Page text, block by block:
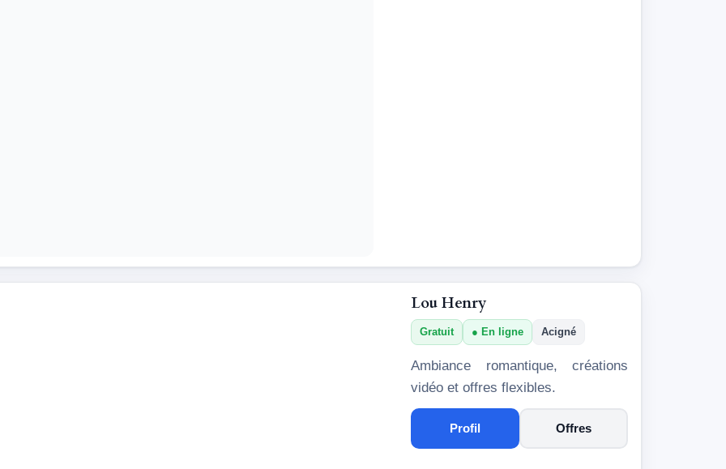
Lou Henry
Gratuit En ligne Acigné
Ambiance romantique, créations
vidéo et offres flexibles.
Profil Offres